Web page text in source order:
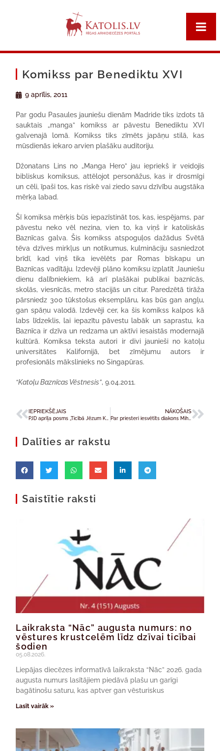
Komikss par Benediktu XVI
9 aprīlis, 2011
Par godu Pasaules jauniešu dienām Madride tiks izdots tā
sauktais „manga” komikss ar pāvestu Benediktu XVI
galvenajā lomā. Komikss tiks zīmēts japāņu stilā, kas
mūsdienās iekaro arvien plašāku auditoriju.
Džonatans Lins no „Manga Hero” jau iepriekš ir veidojis
bibliskus komiksus, attēlojot personāžus, kas ir drosmīgi
un cēli, īpaši tos, kas riskē vai ziedo savu dzīvību augstāka
mērķa labad.
Šī komiksa mērķis būs iepazīstināt tos, kas, iespējams, par
pāvestu neko vēl nezina, vien to, ka viņš ir katoliskās
Baznīcas galva. Šis komikss atspoguļos dažādus Svētā
tēva dzīves mirkļus un notikumus, kulmināciju sasniedzot
brīdī, kad viņš tika ievēlēts par Romas bīskapu un
Baznīcas vadītāju. Izdevēji plāno komiksu izplatīt Jauniešu
dienu dalībniekiem, kā arī plašākai publikai baznīcās,
skolās, viesnīcās, metro stacijās un citur. Paredzētā tirāža
pārsniedz 300 tūkstošus eksemplāru, kas būs gan angļu,
gan spāņu valodā. Izdevēji cer, ka šis komikss kalpos kā
labs līdzeklis, lai iepazītu pāvestu labāk un saprastu, ka
Baznīca ir dzīva un redzama un aktīvi iesaistās modernajā
kultūrā. Komiksa teksta autori ir divi jaunieši no katoļu
universitātes Kalifornijā, bet zīmējumu autors ir
profesionāls mākslinieks no Singapūras.
“Katoļu Baznīcas Vēstnesis”, 9.04.2011.
IEPRIEKŠĒJAIS NĀKOŠAIS
Par priesteri iesvētīts diakons Mihails Volohovs
Dalīties ar rakstu
Saistītie raksti
Laikraksta “Nāc” augusta numurs: no
vēstures krustcelēm līdz dzīvai ticībai
šodien
05.08.2026.
Liepājas diecēzes informatīvā laikraksta “Nāc” 2026. gada
augusta numurs lasītājiem piedāvā plašu un garīgi
bagātinošu saturu, kas aptver gan vēsturiskus
Lasīt vairāk »